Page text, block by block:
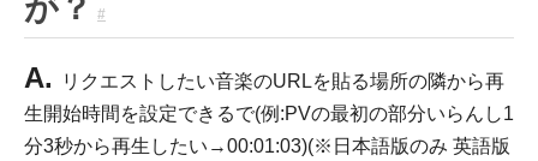
が？ #
A.
リクエストしたい音楽のURLを貼る場所の隣から再
生開始時間を設定できるで(例:PVの最初の部分いらんし1
分3秒から再生したい→00:01:03)(※日本語版のみ 英語版